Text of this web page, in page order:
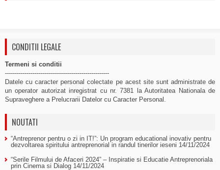
CONDITII LEGALE
Termeni si conditii
-----------------------------------------------------
Datele cu caracter personal colectate pe acest site sunt administrate de
un operator autorizat inregistrat cu nr. 7381 la Autoritatea Nationala de
Supraveghere a Prelucrarii Datelor cu Caracter Personal.
NOUTATI
“Antreprenor pentru o zi in IT!”: Un program educational inovativ pentru
dezvoltarea spiritului antreprenorial in randul tinerilor ieseni 14/11/2024
“Serile Filmului de Afaceri 2024” – Inspiratie si Educatie Antreprenoriala
prin Cinema si Dialog 14/11/2024